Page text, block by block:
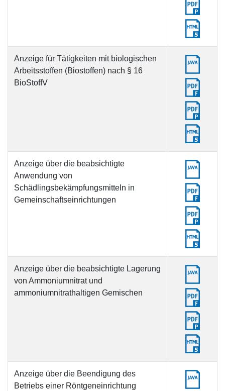
Anzeige für Tätigkeiten mit biologischen
Arbeitsstoffen (Biostoffen) nach § 16
BioStoffV
Anzeige über die beabsichtigte
Anwendung von
Schädlingsbekämpfungsmitteln in
Gemeinschaftseinrichtungen
Anzeige über die beabsichtigte Lagerung
von Ammoniumnitrat und
ammoniumnitrathaltigen Gemischen
Anzeige über die Beendigung des
Betriebs einer Röntgeneinrichtung